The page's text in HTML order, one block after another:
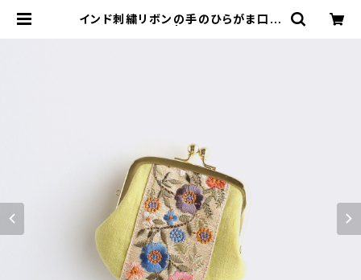
インド刺繍リボンの手のひらがま口ポ